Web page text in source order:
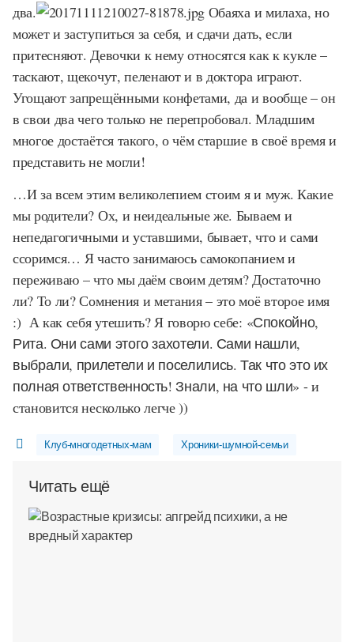
два.
Обаяха и милаха, но
может и заступиться за себя, и сдачи дать, если
притесняют. Девочки к нему относятся как к кукле –
таскают, щекочут, пеленают и в доктора играют.
Угощают запрещёнными конфетами, да и вообще – он
в свои два чего только не перепробовал. Младшим
многое достаётся такого, о чём старшие в своё время и
представить не могли!
…И за всем этим великолепием стоим я и муж. Какие
мы родители? Ох, и неидеальные же. Бываем и
непедагогичными и уставшими, бывает, что и сами
ссоримся… Я часто занимаюсь самокопанием и
переживаю – что мы даём своим детям? Достаточно
ли? То ли? Сомнения и метания – это моё второе имя
:) А как себя утешить? Я говорю себе: «Спокойно,
Рита. Они сами этого захотели. Сами нашли,
выбрали, прилетели и поселились. Так что это их
полная ответственность! Знали, на что шли» - и
становится несколько легче ))
Клуб-многодетных-мам Хроники-шумной-семьи
Читать ещё